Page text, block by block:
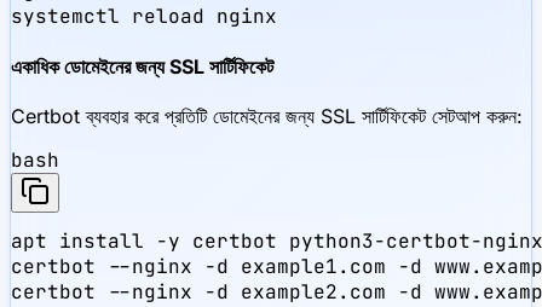
systemctl reload nginx
একাধিক ডোমেইনের জন্য SSL সার্টিফিকেট
Certbot ব্যবহার করে প্রতিটি ডোমেইনের জন্য SSL সার্টিফিকেট সেটআপ করুন:
bash
apt install -y certbot python3-certbot-nginx
certbot --nginx -d example1.com -d
certbot --nginx -d example2.com -d